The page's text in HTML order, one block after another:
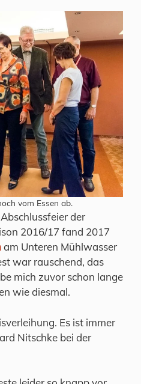
vom Essen ab.
der
2016/17 fand 2017
am Unteren Mühlwasser
war rauschend, das
mich zuvor schon lange
wie diesmal.
Es ist immer
Nitschke bei der